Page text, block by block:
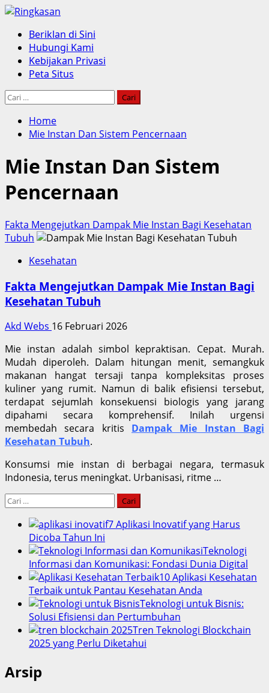
Skip
content
Primary
Menu
Beriklan di Sini
Hubungi Kami
Kebijakan Privasi
Peta Situs
Cari
Home
Mie Instan Dan Sistem Pencernaan
Mie Instan Dan Sistem
Pencernaan
Fakta Mengejutkan Dampak Mie Instan Bagi Kesehatan
Tubuh
Kesehatan
Fakta Mengejutkan Dampak Mie Instan Bagi
Kesehatan Tubuh
Akd Webs 16 Februari 2026
Mie instan adalah simbol kepraktisan. Cepat. Murah.
Mudah diperoleh. Dalam hitungan menit, semangkuk
makanan hangat tersaji tanpa kompleksitas proses
kuliner yang rumit. Namun di balik efisiensi tersebut,
terdapat sejumlah konsekuensi biologis yang jarang
dipahami secara komprehensif. Inilah urgensi
membedah secara kritis Dampak Mie Instan Bagi
Kesehatan Tubuh.
Konsumsi mie instan di berbagai negara, termasuk
Indonesia, terus meningkat. Urbanisasi, ritme …
Cari
7 Aplikasi Inovatif yang Harus
Dicoba Tahun Ini
Teknologi
Informasi dan Komunikasi: Fondasi Dunia Digital
10 Aplikasi Kesehatan
Terbaik untuk Pantau Kesehatan Anda
Teknologi untuk Bisnis:
Solusi Efisiensi dan Pertumbuhan
Tren Teknologi Blockchain
2025 yang Perlu Diketahui
Arsip